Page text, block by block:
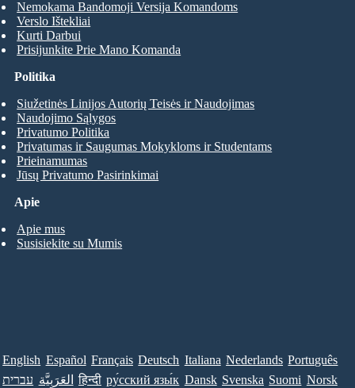
Nemokama Bandomoji Versija Komandoms
Verslo Ištekliai
Kurti Darbui
Prisijunkite Prie Mano Komanda
Apie
Apie mus
Susisiekite su Mumis
Politika
Siužetinės Linijos Autorių Teisės ir Naudojimas
Naudojimo Sąlygos
Privatumo Politika
Privatumas ir Saugumas Mokykloms ir Studentams
Prieinamumas
Jūsų Privatumo Pasirinkimai
English Español Français Deutsch Italiana Nederlands Português
עברית العَرَبِيَّة हिन्दी ру́сский язы́к Dansk Svenska Suomi Norsk